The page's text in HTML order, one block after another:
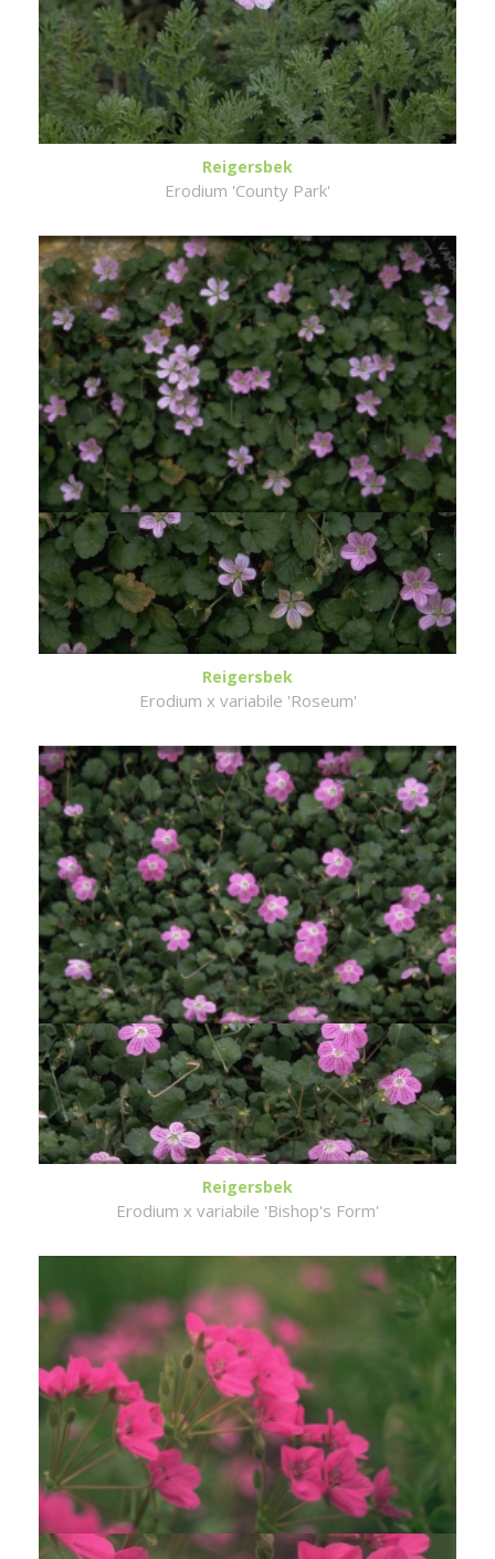
Reigersbek
Erodium 'County Park'
Reigersbek
Erodium x variabile 'Roseum'
Reigersbek
Erodium x variabile 'Bishop's Form'